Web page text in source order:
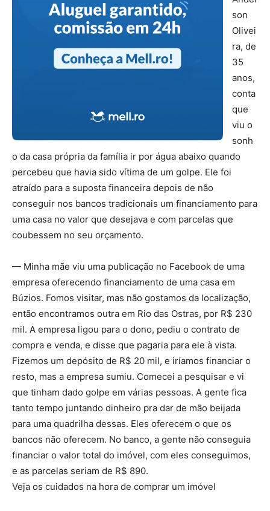
son
Olivei
ra, de
35
anos,
conta
que
viu o
sonh
o da casa própria da família ir por água abaixo quando
percebeu que havia sido vítima de um golpe. Ele foi
atraído para a suposta financeira depois de não
conseguir nos bancos tradicionais um financiamento para
uma casa no valor que desejava e com parcelas que
coubessem no seu orçamento.
— Minha mãe viu uma publicação no Facebook de uma
empresa oferecendo financiamento de uma casa em
Búzios. Fomos visitar, mas não gostamos da localização,
então encontramos outra em Rio das Ostras, por R$ 230
mil. A empresa ligou para o dono, pediu o contrato de
compra e venda, e disse que pagaria para ele à vista.
Fizemos um depósito de R$ 20 mil, e iríamos financiar o
resto, mas a empresa sumiu. Comecei a pesquisar e vi
que tinham dado golpe em várias pessoas. A gente fica
tanto tempo juntando dinheiro pra dar de mão beijada
para uma quadrilha dessas. Eles oferecem o que os
bancos não oferecem. No banco, a gente não conseguia
financiar o valor total do imóvel, com eles conseguimos,
e as parcelas seriam de R$ 890.
Veja os cuidados na hora de comprar um imóvel